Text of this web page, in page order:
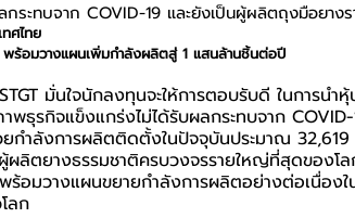
ระทบจาก COVID-19 และยังเป็นผู้ผลิตถุงมือยา
ศไทย
ร้อมวางแผนเพิ่มกำลังผลิตสู่ 1 แสนล้านชิ้นต่อปี
มั่นใจนักลงทุนจะให้การตอบรับดี ในการนำหุ้
ธุรกิจแข็งแกร่งไม่ได้รับผลกระทบจาก
ำลังการผลิตติดตั้งในปัจจุบันประมาณ
ลิตยางธรรมชาติครบวงจรรายใหญ่ที่สุดของโ
อมวางแผนขยายกำลังการผลิตอย่างต่อเนื่องใ
ลก